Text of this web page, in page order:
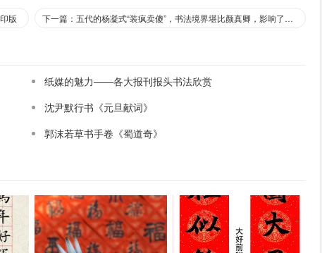
版 下一篇：五代的杨凝式“装疯卖傻”，书法境界堪比颜真卿，影响了苏黄米蔡
纸媒的魅力——各大报刊报头书法欣赏
沈尹默行书《元旦献词》
郭沫若草书手卷《蜀道奇》